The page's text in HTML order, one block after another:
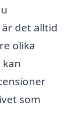
det alltid
olika
som